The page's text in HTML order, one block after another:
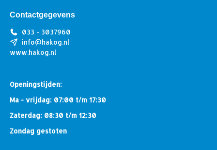
Contactgegevens
033 - 3037960
info@hakog.nl
www.hakog.nl
Openingstijden:
Ma - vrijdag: 07:00 t/m 17:30
Zaterdag: 08:30 t/m 12:30
Zondag gestoten